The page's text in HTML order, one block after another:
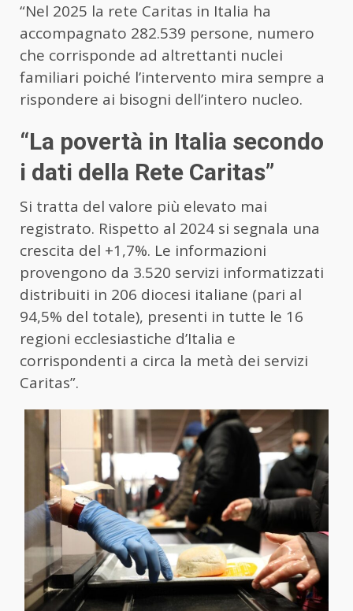
“Nel 2025 la rete Caritas in Italia ha
accompagnato 282.539 persone, numero
che corrisponde ad altrettanti nuclei
familiari poiché l’intervento mira sempre a
rispondere ai bisogni dell’intero nucleo.
“La povertà in Italia secondo
i dati della Rete Caritas”
Si tratta del valore più elevato mai
registrato. Rispetto al 2024 si segnala una
crescita del +1,7%. Le informazioni
provengono da 3.520 servizi informatizzati
distribuiti in 206 diocesi italiane (pari al
94,5% del totale), presenti in tutte le 16
regioni ecclesiastiche d’Italia e
corrispondenti a circa la metà dei servizi
Caritas”.